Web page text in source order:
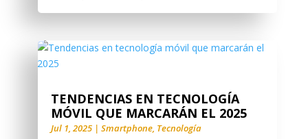
TENDENCIAS EN TECNOLOGÍA
MÓVIL QUE MARCARÁN EL 2025
Jul 1, 2025| Smartphone, Tecnología